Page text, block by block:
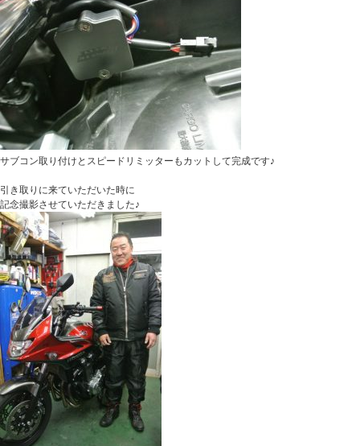
サブコン取り付けとスピードリミッターもカットして完成です♪
引き取りに来ていただいた時に
記念撮影させていただきました♪